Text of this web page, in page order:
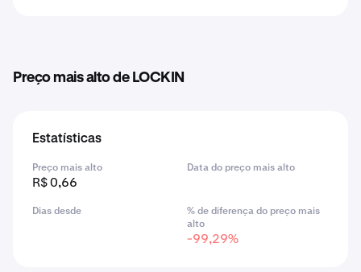
Preço mais alto de LOCKIN
Estatísticas
Preço mais alto
R$ 0,66
Data do preço mais alto
Dias desde
% de diferença do preço mais
alto
-99,29%